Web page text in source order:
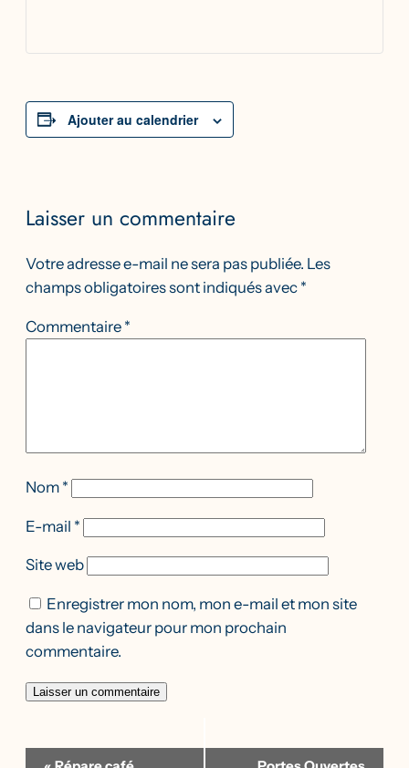
Ajouter au calendrier
Laisser un commentaire
Votre adresse e-mail ne sera pas publiée. Les
champs obligatoires sont indiqués avec *
Commentaire *
Nom *
E-mail *
Site web
Enregistrer mon nom, mon e-mail et mon site
dans le navigateur pour mon prochain
commentaire.
Navigation